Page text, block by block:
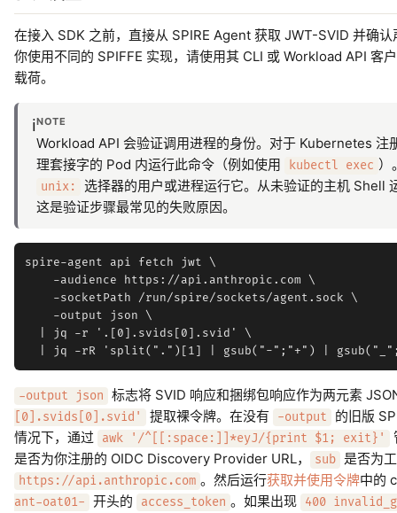
在接入 SDK 之前，直接从 SPIRE Agent 获取 JWT-SVID 并确
你使用不同的 SPIFFE 实现，请使用其 CLI 或 Workload API 客
载荷。
ℹ️NOTE
Workload API 会验证调用进程的身份。对于 Kubernetes 注
理套接字的 Pod 内运行此命令（例如使用
kubectl exec ）
unix:
选择器的用户或进程运行它。从未验证的主机 Shell
这是验证步骤最常见的失败原因。
spire-agent api fetch jwt \
    -audience https://api.anthropic.com \
    -socketPath /run/spire/sockets/agent.sock \
    -output json \
  | jq -r '.[0].svids[0].svid' \
-output json 标志将 SVID 响应和捆绑包响应作为两元素
[0].svids[0].svid' 提取裸令牌。在没有 -output
的旧版
情况下，通过
awk '/^[[:space:]]*eyJ/{print $1; exit}'
是否为你注册的 OIDC Discovery Provider URL，
sub 是否为
https://api.anthropic.com 。然后运行获取并使用令牌中的
ant-oat01- 开头的 access_token 。如果出现 400